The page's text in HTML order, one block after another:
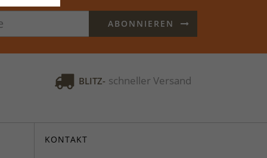
ABONNIEREN
BLITZ- schneller Versand
KONTAKT